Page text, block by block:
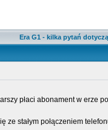
Era G1 - kilka pytań
płaci abonament w erze
ze stałym połączeniem